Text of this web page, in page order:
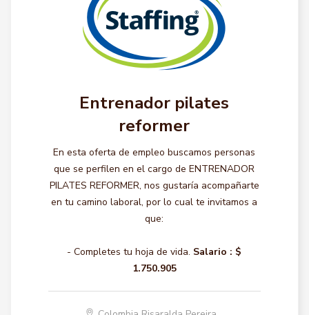
Entrenador pilates
reformer
En esta oferta de empleo buscamos personas
que se perfilen en el cargo de ENTRENADOR
PILATES REFORMER, nos gustaría acompañarte
en tu camino laboral, por lo cual te invitamos a
que:
- Completes tu hoja de vida. Salario : $
1.750.905